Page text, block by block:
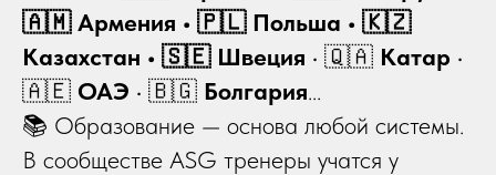
🇦🇲 Армения • 🇵🇱 Польша • 🇰🇿
Казахстан • 🇸🇪 Швеция • 🇶🇦 Катар •
🇦🇪 ОАЭ • 🇧🇬 Болгария...
📚 Образование — основа любой системы.
В сообществе ASG тренеры учатся у